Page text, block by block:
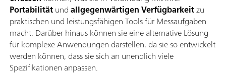
Portabilitätundallgegenwärtigen Verfügbarkeitzu
praktischen und leistungsfähigen Tools für Messaufgaben
macht. Darüber hinaus können sie eine alternative Lösung
für komplexe Anwendungen darstellen, da sie so entwickelt
werden können, dass sie sich an unendlich viele
Spezifikationen anpassen.